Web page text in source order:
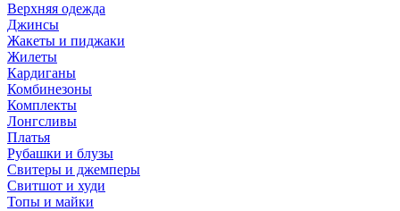
Верхняя одежда
Джинсы
Жакеты и пиджаки
Жилеты
Кардиганы
Комбинезоны
Комплекты
Лонгсливы
Платья
Рубашки и блузы
Свитеры и джемперы
Свитшот и худи
Топы и майки